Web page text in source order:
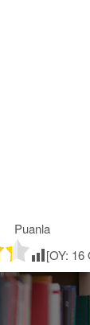
Puanla
[OY: 16